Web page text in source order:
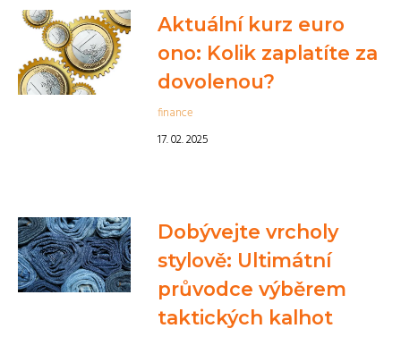
Aktuální kurz euro
ono: Kolik zaplatíte za
dovolenou?
finance
17. 02. 2025
Dobývejte vrcholy
stylově: Ultimátní
průvodce výběrem
taktických kalhot